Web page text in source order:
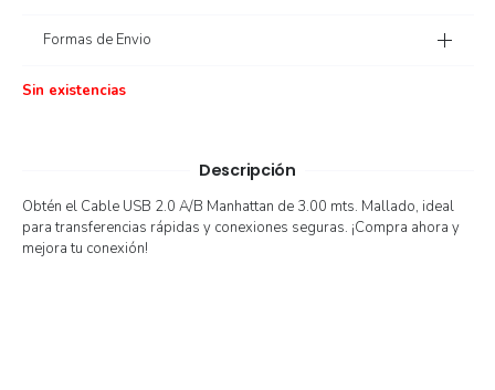
Formas de Envio
Sin existencias
Descripción
Obtén el Cable USB 2.0 A/B Manhattan de 3.00 mts. Mallado, ideal
para transferencias rápidas y conexiones seguras. ¡Compra ahora y
mejora tu conexión!